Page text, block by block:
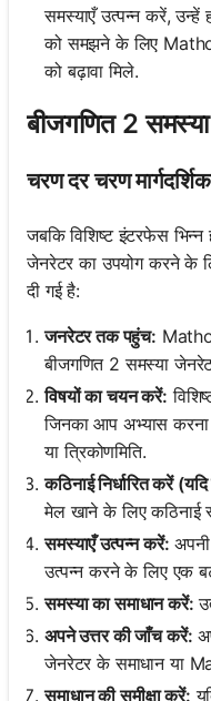
समस्याएँ उत्पन्न करें,
को समझने के लिए
को बढ़ावा मिले.
बीजगणित 2
चरण दर चरण
जबकि विशिष्ट इंटरफेस
जेनरेटर का उपयोग करने के
दी गई है:
जनरेटर तक पहुंच:
बीजगणित 2 समस्या
विषयों का चयन करें:
जिनका आप अभ्यास
या त्रिकोणमिति.
कठिनाई निर्धारित करें
मेल खाने के लिए कठिनाई
समस्याएँ उत्पन्न करें:
उत्पन्न करने के लिए एक
समस्या का समाधान करें:
अपने उत्तर की जाँच करें:
जेनरेटर के समाधान या
समाधान की समीक्षा करें: